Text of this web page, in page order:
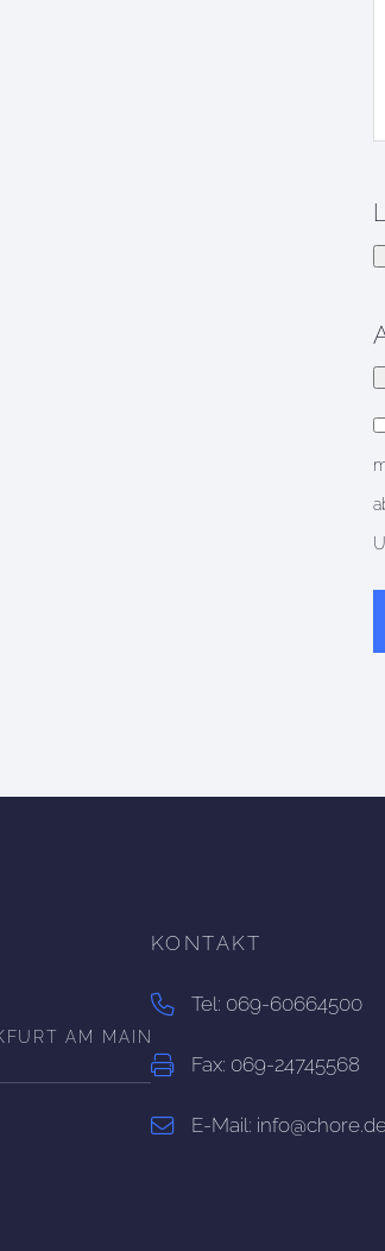
AM MAIN
KONTAKT
Tel: 069-60664500
Fax: 069-24745568
E-Mail: